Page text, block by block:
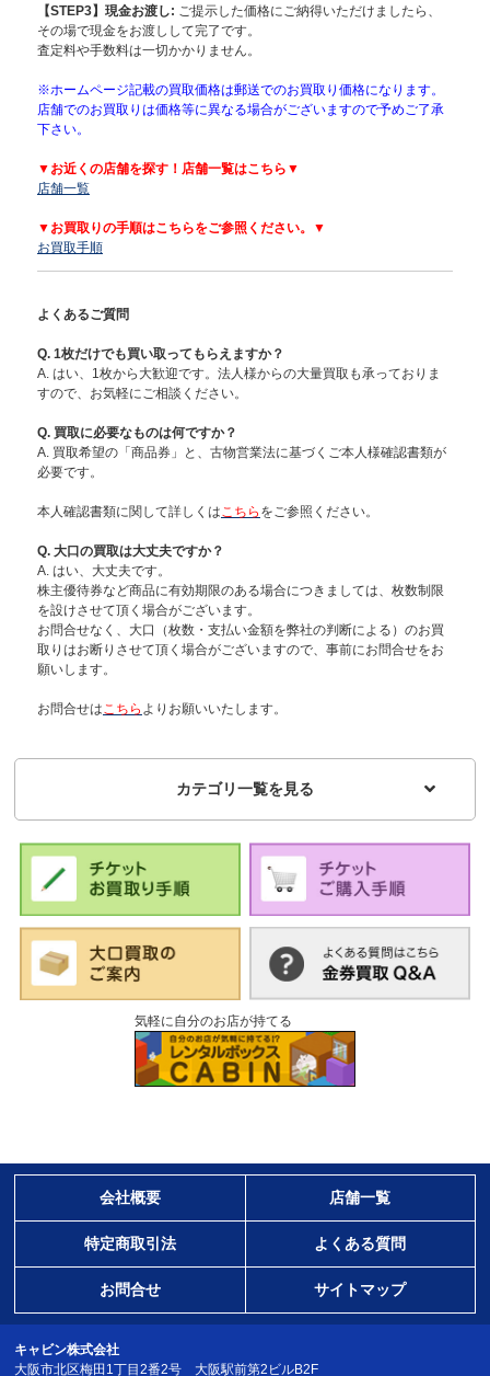
【STEP3】現金お渡し: ご提示した価格にご納得いただけましたら、
その場で現金をお渡しして完了です。
査定料や手数料は一切かかりません。
※ホームページ記載の買取価格は郵送でのお買取り価格になります。
店舗でのお買取りは価格等に異なる場合がございますので予めご了承
下さい。
▼お近くの店舗を探す！店舗一覧はこちら▼
店舗一覧
▼お買取りの手順はこちらをご参照ください。▼
お買取手順
よくあるご質問
Q. 1枚だけでも買い取ってもらえますか？
A. はい、1枚から大歓迎です。法人様からの大量買取も承っておりま
すので、お気軽にご相談ください。
Q. 買取に必要なものは何ですか？
A. 買取希望の「商品券」と、古物営業法に基づくご本人様確認書類が
必要です。
本人確認書類に関して詳しくは こちら をご参照ください。
Q. 大口の買取は大丈夫ですか？
A. はい、大丈夫です。
株主優待券など商品に有効期限のある場合につきましては、枚数制限
を設けさせて頂く場合がございます。
お問合せなく、大口（枚数・支払い金額を弊社の判断による）のお買
取りはお断りさせて頂く場合がございますので、事前にお問合せをお
願いします。
お問合せは こちら よりお願いいたします。
カテゴリ一覧を見る
気軽に自分のお店が持てる
会社概要 店舗一覧
特定商取引法 よくある質問
お問合せ サイトマップ
キャビン株式会社
大阪市北区梅田1丁目2番2号 大阪駅前第2ビルB2F